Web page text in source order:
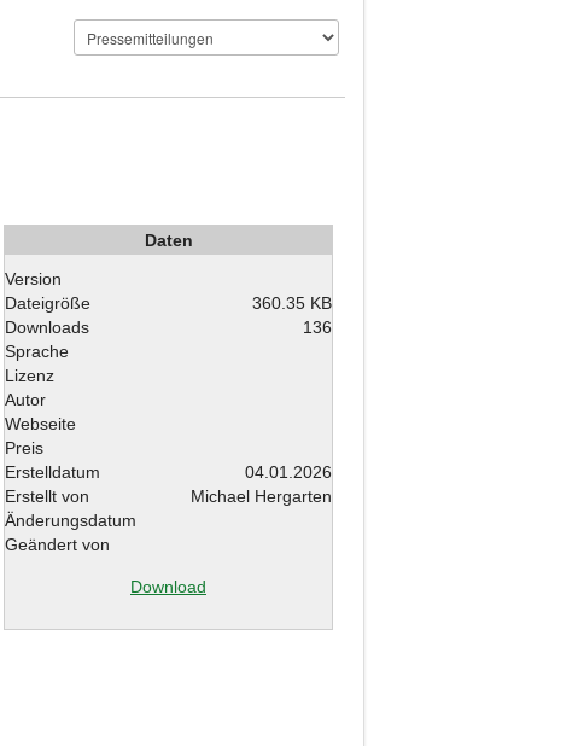
Daten
Version
Dateigröße
360.35 KB
Downloads
136
Sprache
Lizenz
Autor
Webseite
Preis
Erstelldatum
04.01.2026
Erstellt von
Michael Hergarten
Änderungsdatum
Geändert von
Download